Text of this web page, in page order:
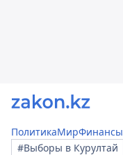
ПолитикаМирФинансы
#Выборы в Курултай